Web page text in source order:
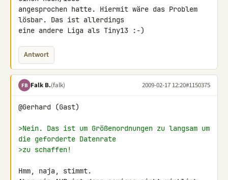
angesprochen hatte. Hiermit wäre das Problem
lösbar. Das ist allerdings
eine andere Liga als Tiny13 :-)
Antwort
FB Falk B.(falk) 2009-02-17 12:20#1150375
@Gerhard (Gast)
>Nein. Das ist um Größenordnungen zu langsam um
die geforderte Datenrate
>zu schaffen!
Hmm, naja, stimmt.